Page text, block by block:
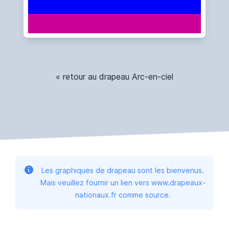
« retour au drapeau Arc-en-ciel
Les graphiques de drapeau sont les bienvenus.
Mais veuillez fournir un lien vers www.drapeaux-
nationaux.fr comme source.